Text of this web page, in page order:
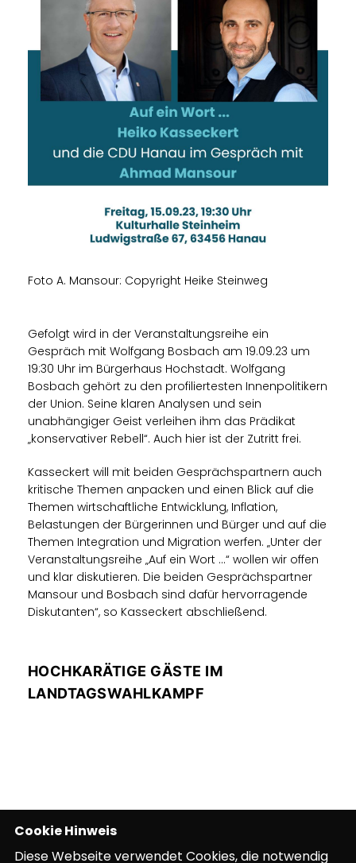
Foto A. Mansour: Copyright Heike Steinweg
Gefolgt wird in der Veranstaltungsreihe ein
Gespräch mit Wolfgang Bosbach am 19.09.23 um
19:30 Uhr im Bürgerhaus Hochstadt. Wolfgang
Bosbach gehört zu den profiliertesten Innenpolitikern
der Union. Seine klaren Analysen und sein
unabhängiger Geist verleihen ihm das Prädikat
konservativer Rebell“. Auch hier ist der Zutritt frei.
Kasseckert will mit beiden Gesprächspartnern auch
kritische Themen anpacken und einen Blick auf die
Themen wirtschaftliche Entwicklung, Inflation,
Belastungen der Bürgerinnen und Bürger und auf die
Themen Integration und Migration werfen. „Unter der
Veranstaltungsreihe „Auf ein Wort …“ wollen wir offen
und klar diskutieren. Die beiden Gesprächspartner
Mansour und Bosbach sind dafür hervorragende
Diskutanten“, so Kasseckert abschließend.
HOCHKARÄTIGE GÄSTE IM
LANDTAGSWAHLKAMPF
Cookie Hinweis
Diese Webseite verwendet Cookies, die notwendig